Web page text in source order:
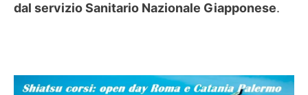
dal servizio Sanitario Nazionale Giapponese.